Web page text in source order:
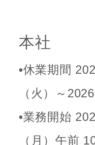
本社
•休業期間
（火）～
•業務開始
（月）午前